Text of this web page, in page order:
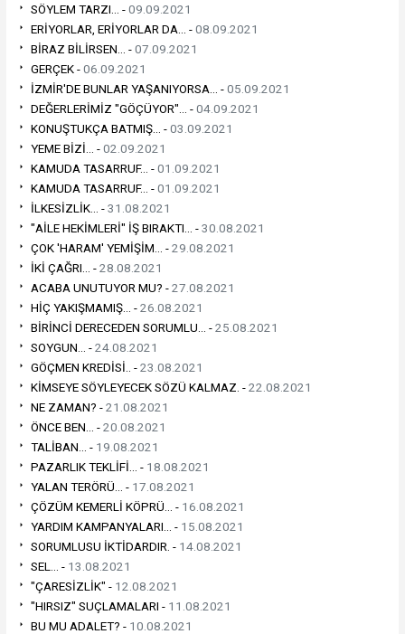
SÖYLEM TARZI... -09.09.2021
ERİYORLAR, ERİYORLAR DA... -08.09.2021
BİRAZ BİLİRSEN... -07.09.2021
GERÇEK -06.09.2021
İZMİR'DE BUNLAR YAŞANIYORSA... -05.09.2021
DEĞERLERİMİZ "GÖÇÜYOR"... -04.09.2021
KONUŞTUKÇA BATMIŞ... -03.09.2021
YEME BİZİ... -02.09.2021
KAMUDA TASARRUF... -01.09.2021
KAMUDA TASARRUF... -01.09.2021
İLKESİZLİK... -31.08.2021
"AİLE HEKİMLERİ" İŞ BIRAKTI... -30.08.2021
ÇOK 'HARAM' YEMİŞİM... -29.08.2021
İKİ ÇAĞRI... -28.08.2021
ACABA UNUTUYOR MU? -27.08.2021
HİÇ YAKIŞMAMIŞ... -26.08.2021
BİRİNCİ DERECEDEN SORUMLU... -25.08.2021
SOYGUN... -24.08.2021
GÖÇMEN KREDİSİ.. -23.08.2021
KİMSEYE SÖYLEYECEK SÖZÜ KALMAZ. -22.08.2021
NE ZAMAN? -21.08.2021
ÖNCE BEN... -20.08.2021
TALİBAN... - 19.08.2021
PAZARLIK TEKLİFİ... - 18.08.2021
YALAN TERÖRÜ... - 17.08.2021
ÇÖZÜM KEMERLİ KÖPRÜ... - 16.08.2021
YARDIM KAMPANYALARI... - 15.08.2021
SORUMLUSU İKTİDARDIR. - 14.08.2021
SEL... - 13.08.2021
"ÇARESİZLİK" - 12.08.2021
"HIRSIZ" SUÇLAMALARI - 11.08.2021
BU MU ADALET? - 10.08.2021